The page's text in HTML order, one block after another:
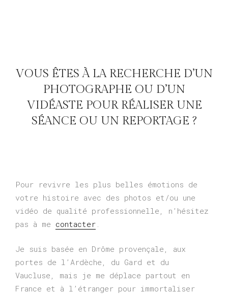
VOUS ÊTES À LA RECHERCHE D’UN
PHOTOGRAPHE OU D’UN
VIDÉASTE POUR RÉALISER UNE
SÉANCE OU UN REPORTAGE ?
Pour revivre les plus belles émotions de
votre histoire avec des photos et/ou une
vidéo de qualité professionnelle, n’hésitez
pas à me contacter .
Je suis basée en Drôme provençale, aux
portes de l’Ardèche, du Gard et du
Vaucluse, mais je me déplace partout en
France et à l’étranger pour immortaliser